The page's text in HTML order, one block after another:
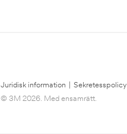
Juridisk information Sekretesspolicy
© 3M 2026. Med ensamrätt.